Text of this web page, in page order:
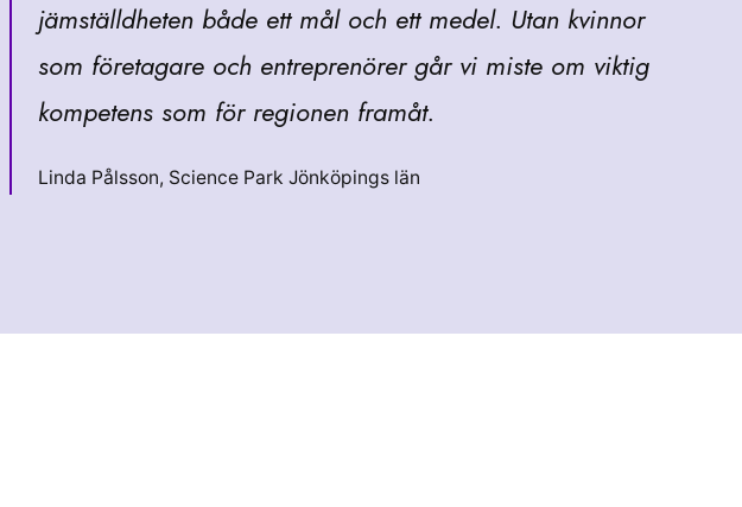
jämställdheten både ett mål och ett medel. Utan kvinnor
som företagare och entreprenörer går vi miste om viktig
kompetens som för regionen framåt.
Linda Pålsson, Science Park Jönköpings län